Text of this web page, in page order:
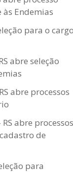
Endemias
para o
abre seleção
abre processos
abre processos
de
para